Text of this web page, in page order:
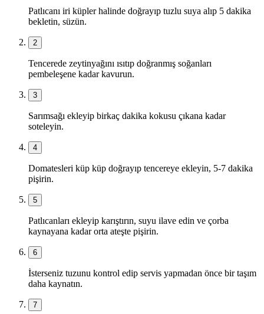
Patlıcanı iri küpler halinde doğrayıp tuzlu suya alıp 5 dakika
bekletin, süzün.
2
Tencerede zeytinyağını ısıtıp doğranmış soğanları
pembeleşene kadar kavurun.
3
Sarımsağı ekleyip birkaç dakika kokusu çıkana kadar
soteleyin.
4
Domatesleri küp küp doğrayıp tencereye ekleyin, 5-7 dakika
pişirin.
5
Patlıcanları ekleyip karıştırın, suyu ilave edin ve çorba
kaynayana kadar orta ateşte pişirin.
6
İsterseniz tuzunu kontrol edip servis yapmadan önce bir taşım
daha kaynatın.
7